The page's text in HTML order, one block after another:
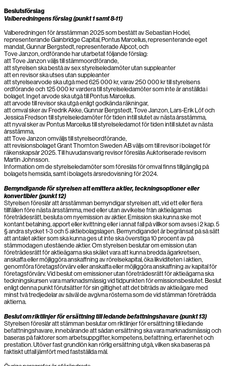
Beslutsförslag
Valberedningens förslag (punkt 1 samt 8-11)
Valberedningen för årsstämman 2025 som bestått av Sebastian Hodel,
representerande Gainbridge Capital, Pontus Marcelius, representerande eget
mandat, Gunnar Bergstedt, representerade Alpcot, och
Tove Janzon, ordförande har utarbetat följande förslag:
att Tove Janzon väljs till stämmoordförande,
att styrelsen ska bestå av sex styrelseledamöter utan suppleanter
att en revisor ska utses utan suppleanter
att styrelsearvode ska utgå med 625 000 kr, varav 250 000 kr till styrelsens
ordförande och 125 000 kr vardera till styrelseledamöter som inte är anställda i
bolaget. Inget arvode ska utgå till Pontus Marcelius.
att arvode till revisor ska utgå enligt godkända räkningar,
att omval sker av Fredrik Akke, Gunnar Bergstedt, Tove Janzon, Lars-Erik Löf och
Jessica Fredson till styrelseledamöter för tiden intill slutet av nästa årsstämma,
att nyval sker av Pontus Marcelius till styrelseledamot för tiden intill slutet av nästa
årsstämma,
att Tove Janzon omväljs till styrelseordförande,
att revisionsbolaget Grant Thornton Sweden AB väljs om till revisor i bolaget för
räkenskapsår 2025. Till huvudansvarig revisor föreslås Auktoriserade revisorn
Martin Johnsson.
Information om de styrelseledamöter som föreslås för omval finns tillgänglig på
bolagets hemsida, samt i bolagets årsredovisning för 2024.
Bemyndigande för styrelsen att emittera aktier, teckningsoptioner eller
konvertibler (punkt 12)
Styrelsen föreslår att årsstämman bemyndigar styrelsen att, vid ett eller flera
tillfällen före nästa årsstämma, med eller utan avvikelse från aktieägarnas
företrädesrätt, besluta om nyemission av aktier. Emission ska kunna ske mot
kontant betalning, apport eller kvittning eller i annat fall på villkor som avses i 2 kap. 5
§ andra stycket 1-3 och 5 aktiebolagslagen. Bemyndigandet är begränsat på så sätt
att antalet aktier som ska kunna ges ut inte ska överstiga 10 procent av på
stämmodagen utestående aktier. Om styrelsen beslutar om emission utan
företrädesrätt för aktieägarna ska skälet vara att kunna bredda ägarkretsen,
anskaffa eller möjliggöra anskaffning av rörelsekapital, öka likviditeten i aktien,
genomföra företagsförvärv eller anskaffa eller möjliggöra anskaffning av kapital för
företagsförvärv. Vid beslut om emissioner utan företrädesrätt för aktieägarna ska
teckningskursen vara marknadsmässig vid tidpunkten för emissionsbeslutet. Beslut
enligt denna punkt förutsätter för sin giltighet att det biträds av aktieägare med
minst två tredjedelar av såväl de avgivna rösterna som de vid stämman företrädda
aktierna.
Beslut om riktlinjer för ersättning till ledande befattningshavare (punkt 13)
Styrelsen föreslår att stämman beslutar om riktlinjer för ersättning till ledande
befattningshavare, innebärande att sådan ersättning ska vara marknadsmässig och
baseras på faktorer som arbetsuppgifter, kompetens, befattning, erfarenhet och
prestation. Utöver fast grundlön kan rörlig ersättning utgå, vilken ska baseras på
faktiskt utfall jämfört med fastställda mål.